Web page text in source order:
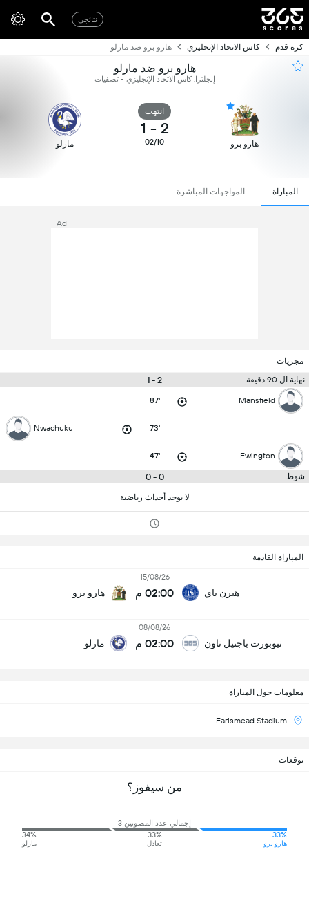
نتائجي
كرة قدم كاس الاتحاد الإنجليزي هارو برو ضد مارلو
هارو برو ضد مارلو
إنجلترا, كاس الاتحاد الإنجليزي - تصفيات
هارو برو
انتهت
2
-
1
02/10 مارلو
المباراة المواجهات المباشرة
Ad
مجريات
نهاية ال 90 دقيقة
2 - 1
Mansfield
87'
73'
Nwachuku
Ewington
47'
شوط 0 - 0
لا يوجد أحداث رياضية
المباراة القادمة
هيرن باي
15/08/26
02:00 م هارو برو
نيوبورت باجنيل تاون
08/08/26
02:00 م مارلو
معلومات حول المباراة
Earlsmead Stadium
توقعات
من سيفوز؟
إجمالي عدد المصوتين 3
33%
هارو برو
33%
تعادل
34%
مارلو